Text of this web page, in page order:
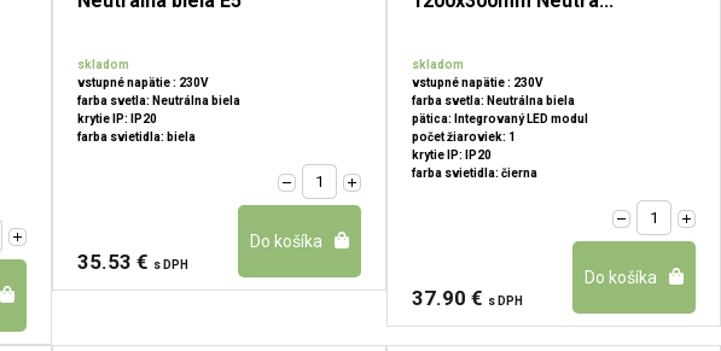
skladom
vstupné napätie : 230V
farba svetla: Neutrálna biela
krytie IP: IP20
farba svietidla: biela
35.53 € s DPH
skladom
vstupné napätie : 230V
farba svetla: Neutrálna biela
pätica: Integrovaný LED modul
počet žiaroviek: 1
krytie IP: IP20
farba svietidla: čierna
37.90 € s DPH